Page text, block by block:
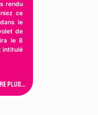
rendu
ce
le
de
le 8
intitulé
plus...